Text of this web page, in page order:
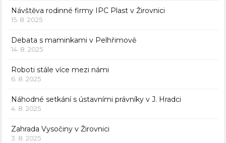
Návštěva rodinné firmy IPC Plast v Žirovnici
15. 8. 2025
Debata s maminkami v Pelhřimově
14. 8. 2025
Roboti stále více mezi námi
6. 8. 2025
Náhodné setkání s ústavními právníky v J. Hradci
4. 8. 2025
Zahrada Vysočiny v Žirovnici
3. 8. 2025